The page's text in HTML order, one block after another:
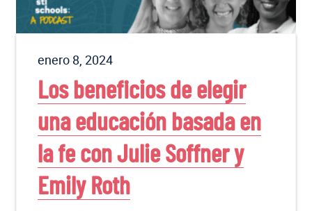
enero 8, 2024
Los beneficios de elegir
una educación basada en
la fe con Julie Soffner y
Emily Roth